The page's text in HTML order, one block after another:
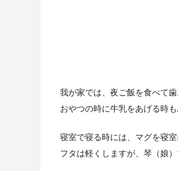
我が家では、夜ご飯を食べて
おやつの時に牛乳をあげる時
寝室で寝る時には、マグを寝
フタは軽くしますが、琴（娘